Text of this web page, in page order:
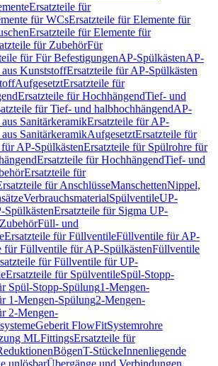
Ersatzteile für
für WCsErsatzteile für Elemente für
Ersatzteile für Elemente für
für ZubehörFür
für Für BefestigungenAP-SpülkästenAP-
KunststoffErsatzteile für AP-Spülkästen
AufgesetztErsatzteile für
Ersatzteile für HochhängendTief- und
für Tief- und halbhochhängendAP-
SanitärkeramikErsatzteile für AP-
SanitärkeramikAufgesetztErsatzteile für
AP-SpülkästenErsatzteile für Spülrohre für
Ersatzteile für HochhängendTief- und
Ersatzteile für
für AnschlüsseManschettenNippel,
VerbrauchsmaterialSpülventileUP-
SpülkästenErsatzteile für Sigma UP-
ZubehörFüll- und
Ersatzteile für FüllventileFüllventile für AP-
für Füllventile für AP-SpülkästenFüllventile
für Füllventile für UP-
Ersatzteile für SpülventileSpül-Stopp-
Spül-Stopp-Spülung1-Mengen-
1-Mengen-Spülung2-Mengen-
2-Mengen-
Geberit FlowFitSystemrohre
MLFittingsErsatzteile für
BögenT-StückeInnenliegende
unlösbarÜbergänge und Verbindungen,